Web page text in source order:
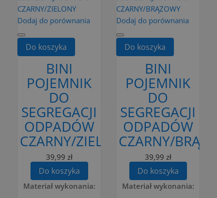
Dodaj do porównania
Do koszyka
BINI
POJEMNIK
DO
SEGREGACJI
ODPADÓW
CZARNY/ZIELONY
39,99 zł
Do koszyka
Materiał wykonania:
Dodaj do porównania
Do koszyka
BINI
POJEMNIK
DO
SEGREGACJI
ODPADÓW
CZARNY/
39,99 zł
Do koszyka
Materiał wykonania: